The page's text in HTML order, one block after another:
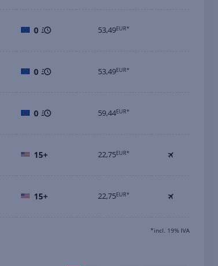
0 53,49EUR*
0 53,49EUR*
0 59,44EUR*
15+ 22,75EUR*
15+ 22,75EUR*
*incl. 19% IVA